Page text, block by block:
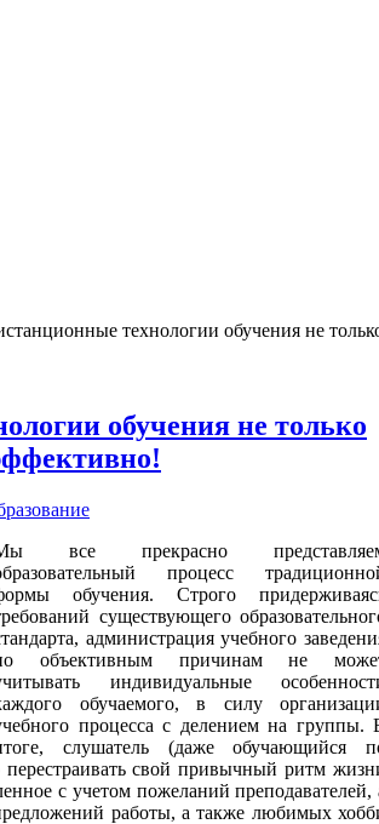
технологии обучения не
обучения не только
все прекрасно
процесс
обучения. Строго
существующего
администрация учебного
объективным причинам не
индивидуальные
обучаемого, в силу
процесса с делением на группы.
слушатель (даже обучающийся
свой привычный ритм
с учетом пожеланий преподавателей,
работы, а также любимых